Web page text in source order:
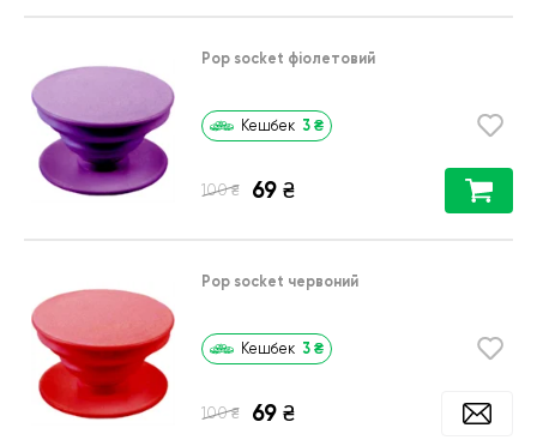
Pop socket фіолетовий
Кешбек 3 ₴
100 ₴ 69 ₴
Pop socket червоний
Кешбек 3 ₴
100 ₴ 69 ₴